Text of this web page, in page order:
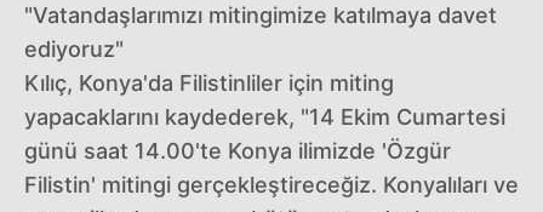
"Vatandaşlarımızı mitingimize katılmaya davet
ediyoruz"
Kılıç, Konya'da Filistinliler için miting
yapacaklarını kaydederek, "14 Ekim Cumartesi
günü saat 14.00'te Konya ilimizde 'Özgür
Filistin' mitingi gerçekleştireceğiz. Konyalıları ve